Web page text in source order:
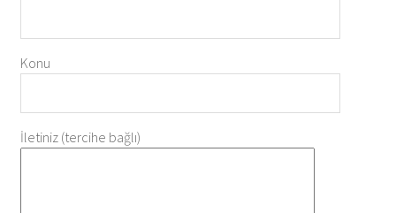
Konu
İletiniz (tercihe bağlı)